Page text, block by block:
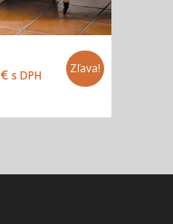
€Current
is:
s DPH Zľava!